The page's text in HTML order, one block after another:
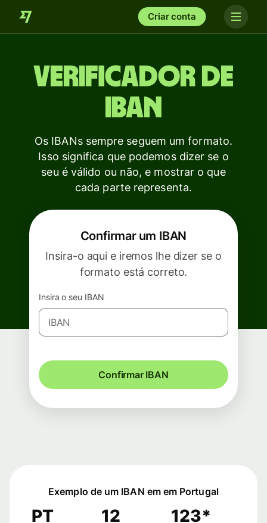
Criar conta
Verificador de
IBAN
Os IBANs sempre seguem um formato.
Isso significa que podemos dizer se o
seu é válido ou não, e mostrar o que
cada parte representa.
Confirmar um IBAN
Insira-o aqui e iremos lhe dizer se o
formato está correto.
Insira o seu IBAN
Confirmar IBAN
Exemplo de um IBAN em em Portugal
PT 12 123*